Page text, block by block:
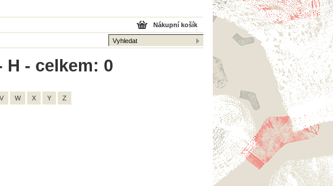
Nákupní košík
H - celkem: 0
V W X Y Z